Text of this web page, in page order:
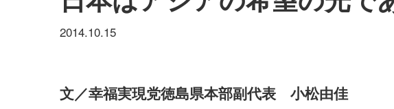
2014.10.15
文／幸福実現党徳島県本部副代表 小松由佳